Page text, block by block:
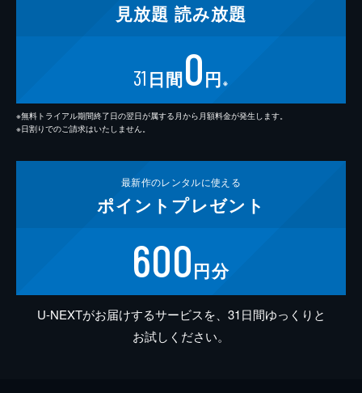
見放題 読み放題
31 日間0円 ※
※無料トライアル期間終了日の翌日が属する月から月額料金が発生します。
※日割りでのご請求はいたしません。
最新作のレンタルに使える
ポイント プレゼント
600円分
U-NEXTがお届けするサービスを、31日間ゆっくりと
お試しください。